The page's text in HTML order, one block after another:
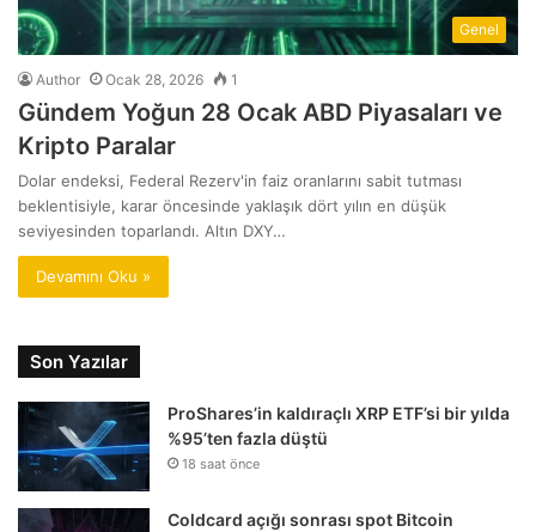
Genel
Author Ocak 28, 2026 1
Gündem Yoğun 28 Ocak ABD Piyasaları ve
Kripto Paralar
Dolar endeksi, Federal Rezerv'in faiz oranlarını sabit tutması
beklentisiyle, karar öncesinde yaklaşık dört yılın en düşük
seviyesinden toparlandı. Altın DXY…
Devamını Oku »
Son Yazılar
ProShares’in kaldıraçlı XRP ETF’si bir yılda
%95’ten fazla düştü
18 saat önce
Coldcard açığı sonrası spot Bitcoin